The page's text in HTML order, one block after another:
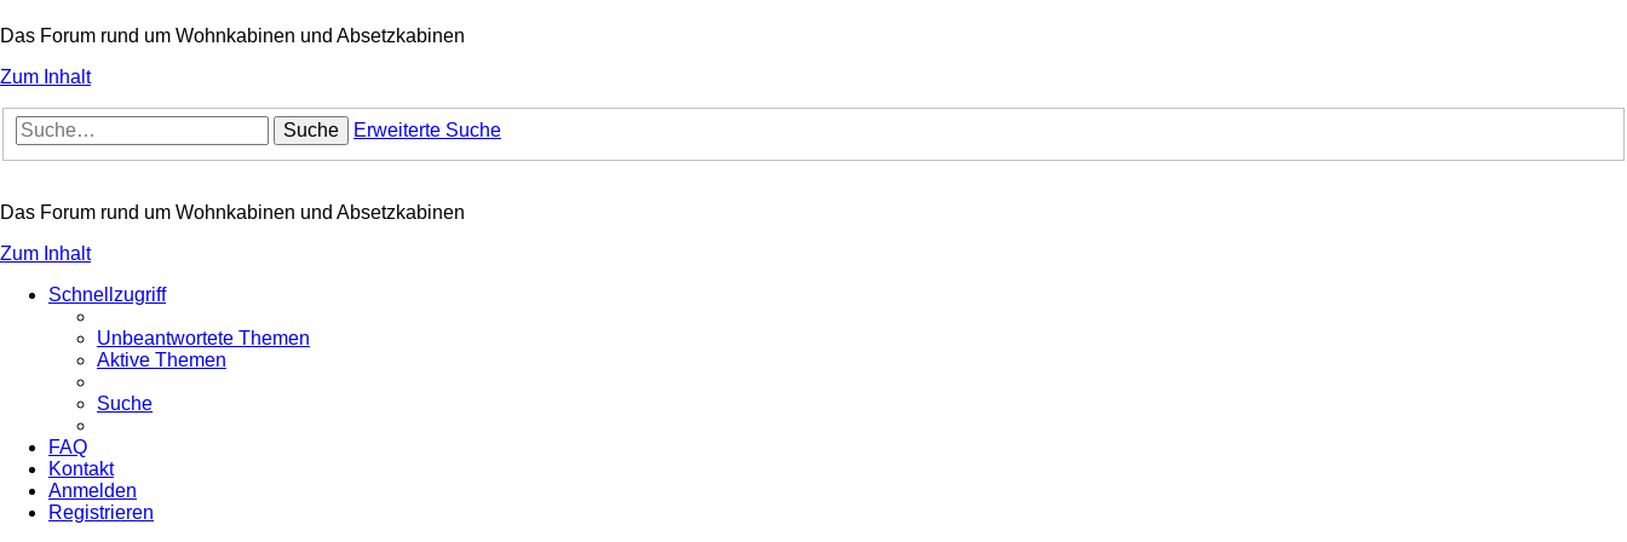
Das Forum rund um Wohnkabinen und Absetzkabinen
Zum Inhalt
Suche Erweiterte Suche
Das Forum rund um Wohnkabinen und Absetzkabinen
Zum Inhalt
Schnellzugriff
Unbeantwortete Themen
Aktive Themen
Suche
FAQ
Kontakt
Anmelden
Registrieren